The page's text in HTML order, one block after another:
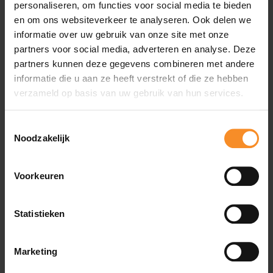
personaliseren, om functies voor social media te bieden
en om ons websiteverkeer te analyseren. Ook delen we
informatie over uw gebruik van onze site met onze
partners voor social media, adverteren en analyse. Deze
partners kunnen deze gegevens combineren met andere
informatie die u aan ze heeft verstrekt of die ze hebben
verzameld op basis van uw gebruik van hun services.
Noodzakelijk
Voorkeuren
Statistieken
Marketing
Wat je misschien ook leuk vindt
- 47